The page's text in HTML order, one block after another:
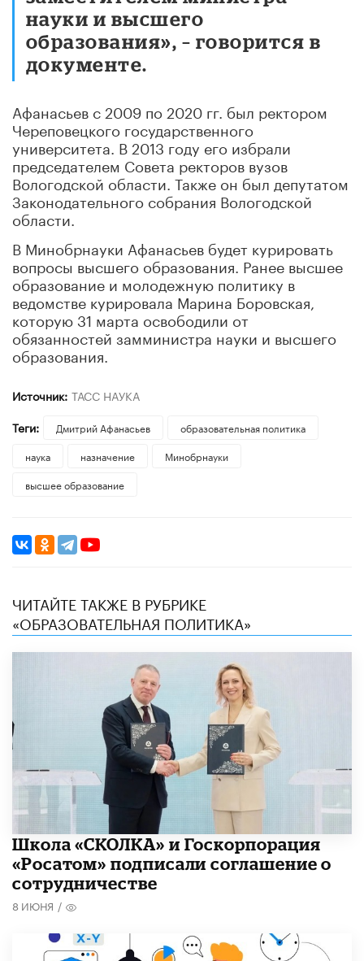
науки и высшего
образования», – говорится в
документе.
Афанасьев с 2009 по 2020 гг. был ректором
Череповецкого государственного
университета. В 2013 году его избрали
председателем Совета ректоров вузов
Вологодской области. Также он был депутатом
Законодательного собрания Вологодской
области.
В Минобрнауки Афанасьев будет курировать
вопросы высшего образования. Ранее высшее
образование и молодежную политику в
ведомстве курировала Марина Боровская,
которую 31 марта освободили от
обязанностей замминистра науки и высшего
образования.
Источник: ТАСС НАУКА
Теги:
Дмитрий Афанасьев
образовательная политика
наука
назначение
Минобрнауки
высшее образование
ЧИТАЙТЕ ТАКЖЕ В РУБРИКЕ
«ОБРАЗОВАТЕЛЬНАЯ ПОЛИТИКА»
Школа «СКОЛКА» и Госкорпорация
«Росатом» подписали соглашение о
сотрудничестве
8 ИЮНЯ /